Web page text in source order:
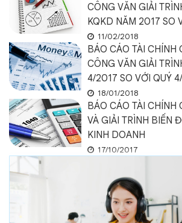
CÔNG VĂN GIẢI
KQKD NĂM 2017 SO
11/02/2018
BÁO CÁO TÀI CHÍNH
CÔNG VĂN GIẢI
4/2017 SO VỚI QUÝ
18/01/2018
BÁO CÁO TÀI CHÍNH
VÀ GIẢI TRÌNH BIẾN
KINH DOANH
17/10/2017